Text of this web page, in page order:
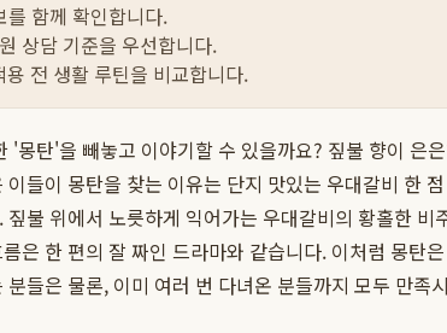
를 함께 확인합니다.
상담 기준을 우선합니다.
전 생활 루틴을 비교합니다.
'몽탄'을 빼놓고 이야기할 수 있을까요? 짚불 향이
들이 몽탄을 찾는 이유는 단지 맛있는 우대갈비 한
짚불 위에서 노릇하게 익어가는 우대갈비의 황홀한 비
은 한 편의 잘 짜인 드라마와 같습니다. 이처럼 몽탄
들은 물론, 이미 여러 번 다녀온 분들까지 모두 만